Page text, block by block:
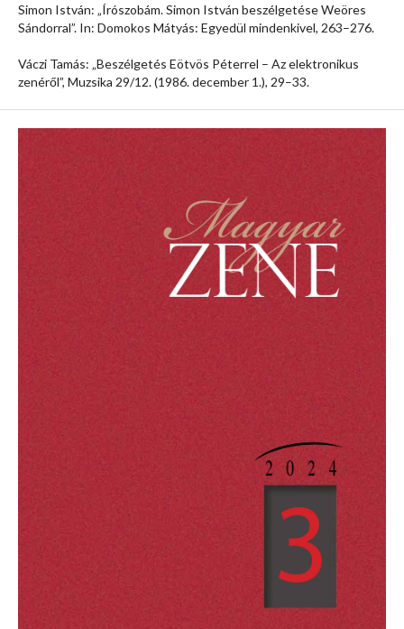
Simon István: „Írószobám. Simon István beszélgetése Weöres
Sándorral”. In: Domokos Mátyás: Egyedül mindenkivel, 263–276.
Váczi Tamás: „Beszélgetés Eötvös Péterrel – Az elektronikus
zenéről”, Muzsika 29/12. (1986. december 1.), 29–33.